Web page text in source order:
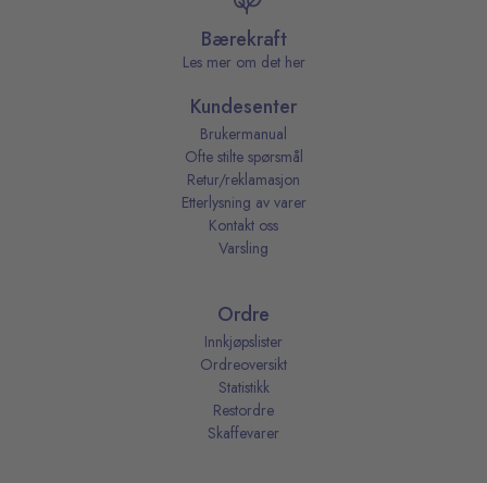
Bærekraft
Les mer om det her
Kundesenter
Brukermanual
Ofte stilte spørsmål
Retur/reklamasjon
Etterlysning av varer
Kontakt oss
Varsling
Ordre
Innkjøpslister
Ordreoversikt
Statistikk
Restordre
Skaffevarer